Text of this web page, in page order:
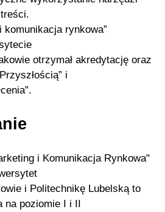
komunikacja rynkowa”
otrzymał akredytację oraz
i
i Komunikacja Rynkowa"
i Politechnikę Lubelską to
na poziomie I i II